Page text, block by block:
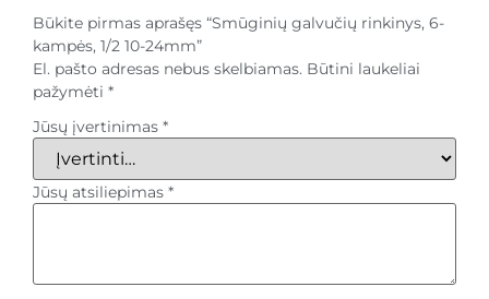
Būkite pirmas aprašęs “Smūginių galvučių rinkinys, 6-
kampės, 1/2 10-24mm”
El. pašto adresas nebus skelbiamas. Būtini laukeliai
pažymėti *
Jūsų įvertinimas *
Jūsų atsiliepimas *